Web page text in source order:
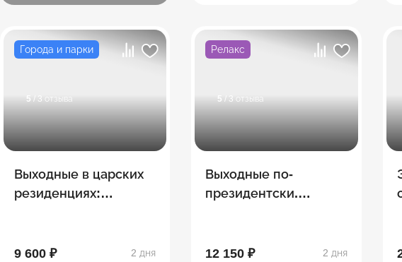
Города и парки
5 / 3 отзыва
Выходные в царских
резиденциях:
Ораниенбаум. СПА
9 600 ₽ 2 дня
Релакс
5 / 3 отзыва
Выходные по-
президентски.
12 150 ₽
2 дня